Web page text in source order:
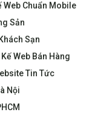
Web Chuẩn Mobile
Sản
Sạn
Web Bán Hàng
Tin Tức
Nội